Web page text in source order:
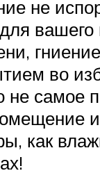
не
во
самое
как